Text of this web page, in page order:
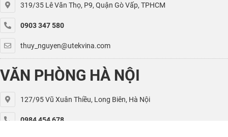
319/35 Lê Văn Thọ, P9, Quận Gò Vấp, TPHCM
0903 347 580
thuy_nguyen@utekvina.com
VĂN PHÒNG HÀ NỘI
127/95 Vũ Xuân Thiều, Long Biên, Hà Nội
0984 454 678